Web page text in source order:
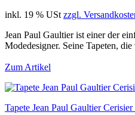
inkl. 19 % USt zzgl.
Jean Paul Gaultier ist einer der
Modedesigner. Seine Tapeten, die
Zum Artikel
Tapete Jean Paul Gaultier